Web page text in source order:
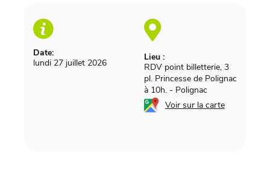
Date:
lundi 27 juillet 2026
Lieu :
RDV point billetterie, 3
pl. Princesse de Polignac
à 10h. - Polignac
Voir sur la carte